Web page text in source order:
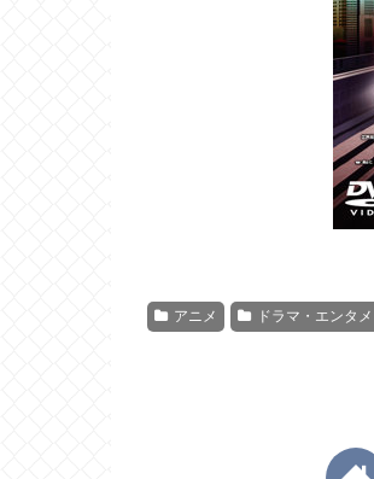
アニメ ドラマ・エンタメ